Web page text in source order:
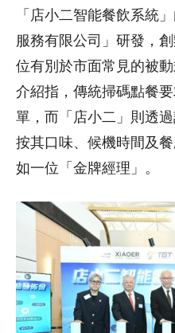
「店小二智能餐飲系統
服務有限公司」研發，
位有別於市面常見的被
介紹指，傳統掃碼點餐
單，而「店小二」則透
按其口味、候機時間及
如一位「金牌經理」。